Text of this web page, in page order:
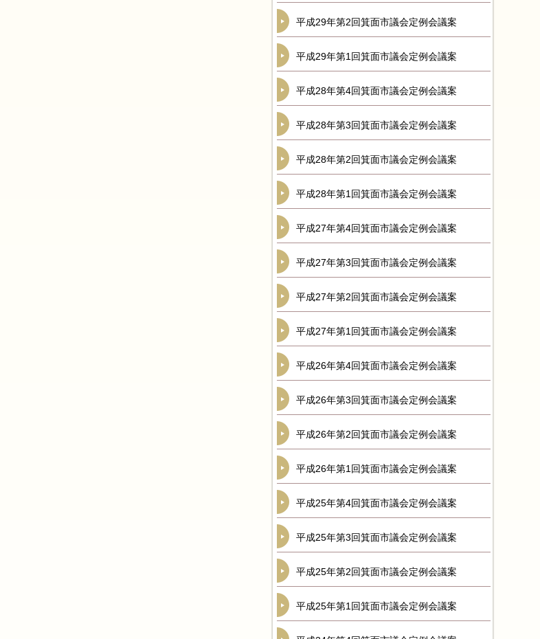
平成29年第2回箕面市議会定例会議案
平成29年第1回箕面市議会定例会議案
平成28年第4回箕面市議会定例会議案
平成28年第3回箕面市議会定例会議案
平成28年第2回箕面市議会定例会議案
平成28年第1回箕面市議会定例会議案
平成27年第4回箕面市議会定例会議案
平成27年第3回箕面市議会定例会議案
平成27年第2回箕面市議会定例会議案
平成27年第1回箕面市議会定例会議案
平成26年第4回箕面市議会定例会議案
平成26年第3回箕面市議会定例会議案
平成26年第2回箕面市議会定例会議案
平成26年第1回箕面市議会定例会議案
平成25年第4回箕面市議会定例会議案
平成25年第3回箕面市議会定例会議案
平成25年第2回箕面市議会定例会議案
平成25年第1回箕面市議会定例会議案